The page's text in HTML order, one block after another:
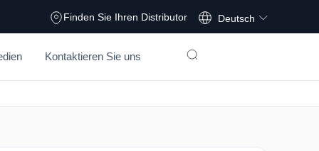
Finden Sie Ihren Distributor Deutsch
Kontaktieren Sie uns